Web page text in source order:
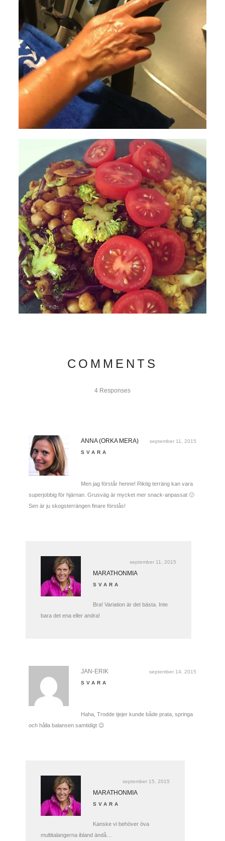
COMMENTS
4 Responses
september 11, 2015
ANNA (ORKA MERA)
SVARA
Men jag förstår henne! Riktig terräng kan vara
superjobbig för hjärnan. Grusväg är mycket mer snack-anpassat 🙂
Sen är ju skogsterrängen finare förstås!
september 11, 2015
MARATHONMIA
SVARA
Bra! Variation är det bästa. Inte
bara det ena eller andra!
september 14, 2015
JAN-ERIK
SVARA
Haha, Trodde tjejer kunde både prata, springa
och hålla balansen samtidigt 😉
september 15, 2015
MARATHONMIA
SVARA
Kanske vi behöver öva
multitalangerna ibland ändå…